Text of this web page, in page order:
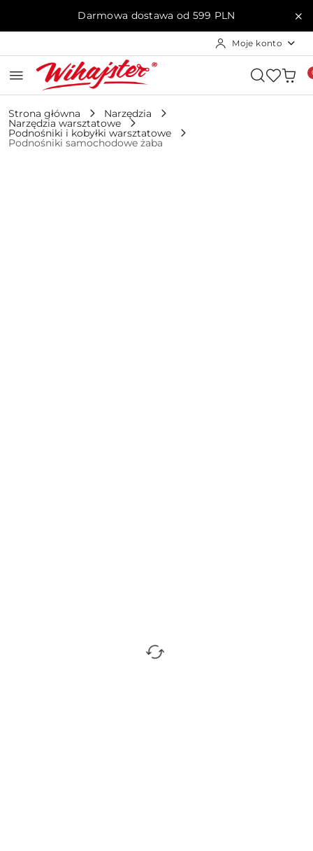
Przejdź do treści głównej
Przejdź do wyszukiwarki
Przejdź do moje konto
Przejdź do menu głównego
Przejdź do opisu produktu
Przejdź do stopkiDarmowa dostawa od 599 PLN
Moje konto
Strona główna Narzędzia
Narzędzia warsztatowe
Podnośniki i kobyłki warsztatowe
Podnośniki samochodowe żaba